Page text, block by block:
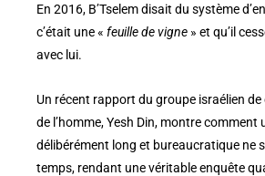
En 2016, B’Tselem disait du système
c’était une « feuille de vigne » et qu’il
avec lui.
Un récent rapport du groupe israélien
de l’homme, Yesh Din, montre comment
délibérément long et bureaucratique ne
temps, rendant une véritable enquête